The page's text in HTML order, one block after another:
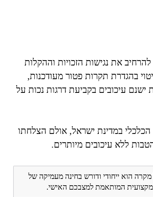
את נגישות הזכויות וההקלות
בהגדרת תקרות פטור מעודכנות,
ישנם עיכובים בקביעת דרגות נכות על
הכלכלי במדינת ישראל, אולם הצלחתו
ללא עיכובים מיותרים.
מקרה הוא ייחודי ודורש בחינה מעמיקה של
מקצועית המותאמת למצבכם האישי.